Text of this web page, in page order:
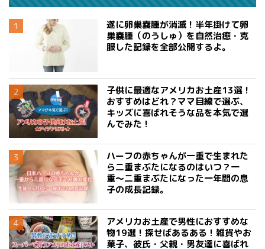
遂に卵巣嚢腫が消滅！半年掛けて卵
巣嚢腫（のうしゅ）を自然治癒・克
服した記録を全部公開するよ。
子供に最適なアメリカお土産13選！
おすすめはどれ？ママ目線で選ぶ、
キッズに喜ばれそうな品を本気で選
んでみた！
ハーフの赤ちゃんが一重で生まれた
ら二重まぶたになるのはいつ？一
重〜二重まぶたになった一年間の息
子の成長記録。
アメリカお土産で男性におすすめな
物19選！探せばあるある！雑貨やお
菓子、彼氏・父親・男友達に喜ばれ